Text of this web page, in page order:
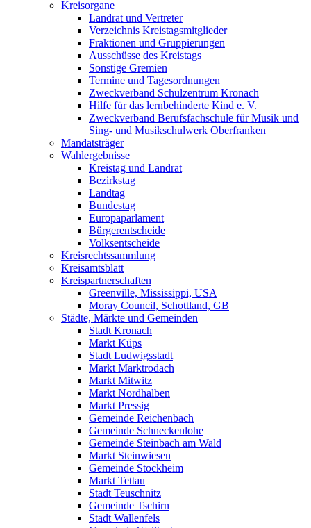
Kreisorgane
Landrat und Vertreter
Verzeichnis Kreistagsmitglieder
Fraktionen und Gruppierungen
Ausschüsse des Kreistags
Sonstige Gremien
Termine und Tagesordnungen
Zweckverband Schulzentrum Kronach
Hilfe für das lernbehinderte Kind e. V.
Zweckverband Berufsfachschule für Musik und
Sing- und Musikschulwerk Oberfranken
Mandatsträger
Wahlergebnisse
Kreistag und Landrat
Bezirkstag
Landtag
Bundestag
Europaparlament
Bürgerentscheide
Volksentscheide
Kreisrechtssammlung
Kreisamtsblatt
Kreispartnerschaften
Greenville, Mississippi, USA
Moray Council, Schottland, GB
Städte, Märkte und Gemeinden
Stadt Kronach
Markt Küps
Stadt Ludwigsstadt
Markt Marktrodach
Markt Mitwitz
Markt Nordhalben
Markt Pressig
Gemeinde Reichenbach
Gemeinde Schneckenlohe
Gemeinde Steinbach am Wald
Markt Steinwiesen
Gemeinde Stockheim
Markt Tettau
Stadt Teuschnitz
Gemeinde Tschirn
Stadt Wallenfels